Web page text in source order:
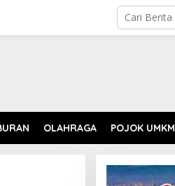
OLAHRAGA POJOK UMKM